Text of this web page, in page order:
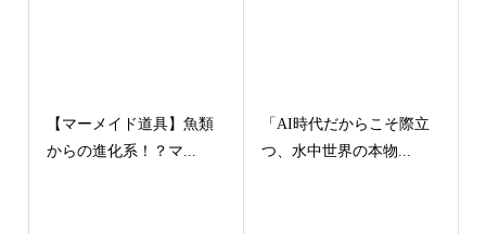
【マーメイド道具】魚類
からの進化系！？マ...
「AI時代だからこそ際立
つ、水中世界の本物...